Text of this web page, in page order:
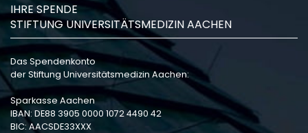
IHRE SPENDE
STIFTUNG UNIVERSITÄTSMEDIZIN AACHEN
Das Spendenkonto
der Stiftung Universitätsmedizin Aachen:
Sparkasse Aachen
IBAN: DE88 3905 0000 1072 4490 42
BIC: AACSDE33XXX